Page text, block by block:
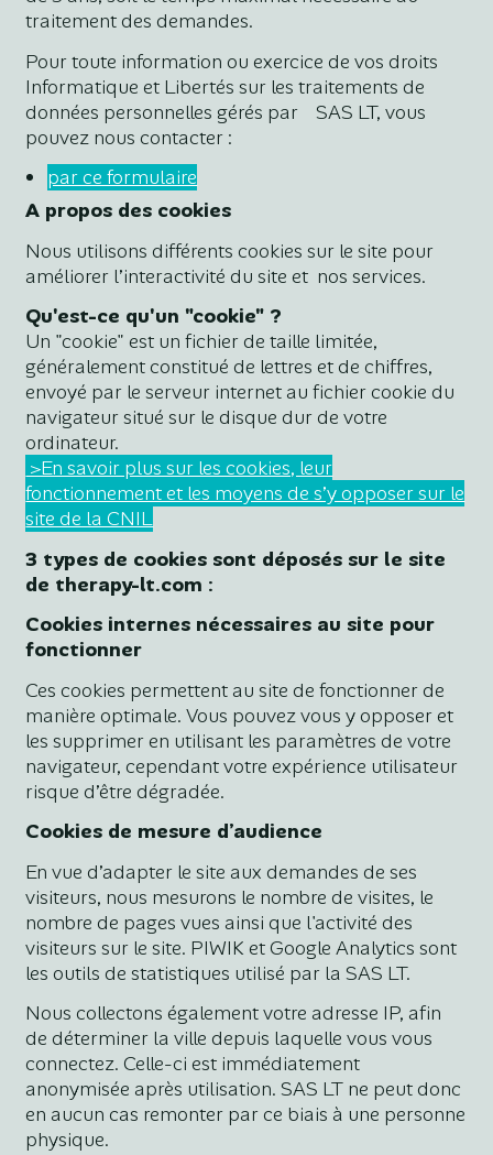
traitement des demandes.
Pour toute information ou exercice de vos droits
Informatique et Libertés sur les traitements de
données personnelles gérés par SAS LT, vous
pouvez nous contacter :
par ce formulaire
A propos des cookies
Nous utilisons différents cookies sur le site pour
améliorer l’interactivité du site et nos services.
Qu'est-ce qu'un "cookie" ?
Un "cookie" est un fichier de taille limitée,
généralement constitué de lettres et de chiffres,
envoyé par le serveur internet au fichier cookie du
navigateur situé sur le disque dur de votre
ordinateur.
>En savoir plus sur les cookies, leur
fonctionnement et les moyens de s’y opposer sur le
site de la CNIL
3 types de cookies sont déposés sur le site
de therapy-lt.com :
Cookies internes nécessaires au site pour
fonctionner
Ces cookies permettent au site de fonctionner de
manière optimale. Vous pouvez vous y opposer et
les supprimer en utilisant les paramètres de votre
navigateur, cependant votre expérience utilisateur
risque d’être dégradée.
Cookies de mesure d’audience
En vue d’adapter le site aux demandes de ses
visiteurs, nous mesurons le nombre de visites, le
nombre de pages vues ainsi que l'activité des
visiteurs sur le site. PIWIK et Google Analytics sont
les outils de statistiques utilisé par la SAS LT.
Nous collectons également votre adresse IP, afin
de déterminer la ville depuis laquelle vous vous
connectez. Celle-ci est immédiatement
anonymisée après utilisation. SAS LT ne peut donc
en aucun cas remonter par ce biais à une personne
physique.